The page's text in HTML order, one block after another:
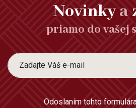
Novinkya
priamo do vašej
Odoslaním tohto